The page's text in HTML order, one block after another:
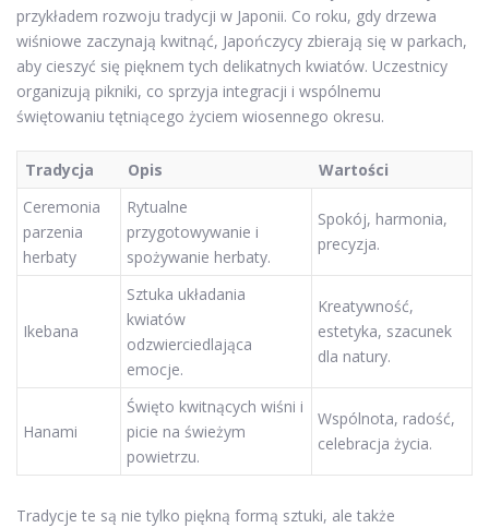
przykładem rozwoju tradycji w Japonii. Co roku, gdy drzewa
wiśniowe zaczynają kwitnąć, Japończycy zbierają się w parkach,
aby cieszyć się pięknem tych delikatnych kwiatów. Uczestnicy
organizują pikniki, co sprzyja integracji i wspólnemu
świętowaniu tętniącego życiem wiosennego okresu.
Tradycja Opis
Wartości
Ceremonia
parzenia
herbaty
Rytualne
przygotowywanie i
spożywanie herbaty.
Spokój, harmonia,
precyzja.
Ikebana
Sztuka układania
kwiatów
odzwierciedlająca
emocje.
Kreatywność,
estetyka, szacunek
dla natury.
Hanami
Święto kwitnących wiśni i
picie na świeżym
powietrzu.
Wspólnota, radość,
celebracja życia.
Tradycje te są nie tylko piękną formą sztuki, ale także